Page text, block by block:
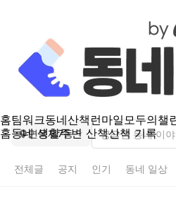
홈팀워크동네산책 런마일모두의챌
홈동네 생활주변 산책산책 기록
면목제7동
전체글 공지 인기 동네 일상